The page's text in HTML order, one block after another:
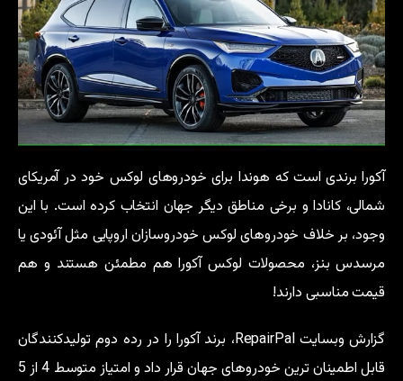
آکورا برندی است که هوندا برای خودروهای لوکس خود در آمریکای
شمالی، کانادا و برخی مناطق دیگر جهان انتخاب کرده است. با این
وجود، بر خلاف خودروهای لوکس خودروسازان اروپایی مثل آئودی یا
مرسدس بنز، محصولات لوکس آکورا هم مطمئن هستند و هم
قیمت مناسبی دارند!
گزارش وبسایت RepairPal، برند آکورا را در رده دوم تولیدکنندگان
قابل اطمینان ترین خودروهای جهان قرار داد و امتیاز متوسط 4 از 5